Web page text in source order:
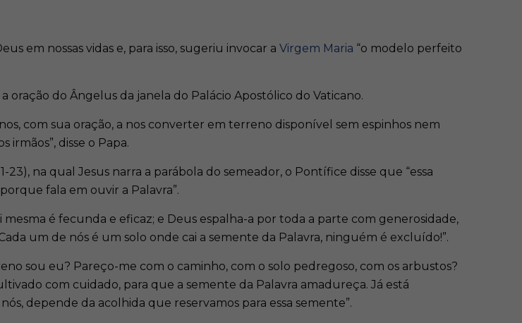
em nossas vidas e, para isso, sugeriu invocar a Virgem Maria “o modelo perfeito
oração do Ângelus da janela do Palácio Apostólico do Vaticano.
com sua oração, a nos converter em terreno disponível sem espinhos nem
irmãos”, disse o Papa.
na qual Jesus narra a parábola do semeador, o Pontífice disse que “essa
fala em ouvir a Palavra”.
é fecunda e eficaz; e Deus espalha-a por toda a parte com generosidade,
um de nós é um solo onde cai a semente da Palavra, ninguém é excluído!”.
sou eu? Pareço-me com o caminho, com o solo pedregoso, com os arbustos?
com cuidado, para que a semente da Palavra amadureça. Já está
depende da acolhida que reservamos para essa semente”.